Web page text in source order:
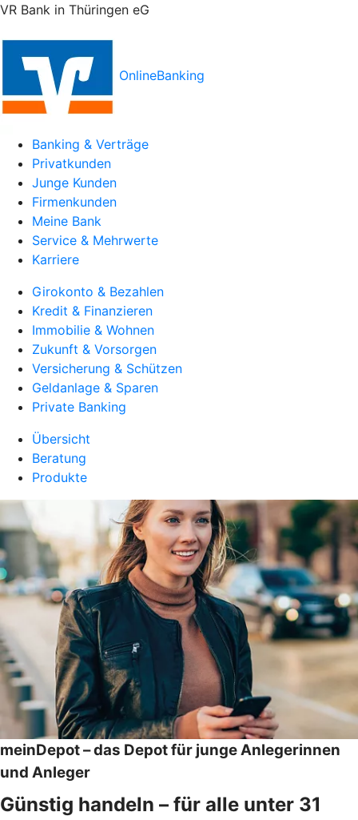
VR Bank in Thüringen eG
OnlineBanking
Banking & Verträge
Privatkunden
Junge Kunden
Firmenkunden
Meine Bank
Service & Mehrwerte
Karriere
Girokonto & Bezahlen
Kredit & Finanzieren
Immobilie & Wohnen
Zukunft & Vorsorgen
Versicherung & Schützen
Geldanlage & Sparen
Private Banking
Übersicht
Beratung
Produkte
meinDepot – das Depot für junge Anlegerinnen
und Anleger
Günstig handeln – für alle unter 31